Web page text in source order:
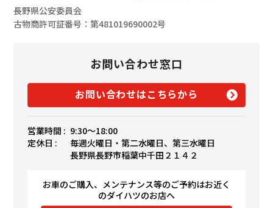
長野県公安委員会
古物商許可証番号：第481019690002号
お問い合わせ窓口
お問い合わせはこちらから
営業時間 : 9:30〜18:00
定休日 :
毎週火曜日・第二水曜日、第三水曜日
長野県長野市稲葉中千田２１４２
お車のご購入、メンテナンス等のご予約はお近く
のダイハツのお店へ